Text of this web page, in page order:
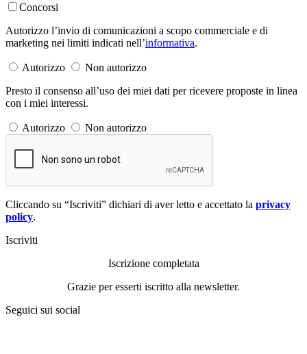
Concorsi
Autorizzo l’invio di comunicazioni a scopo commerciale e di
marketing nei limiti indicati nell’informativa.
Autorizzo
Non autorizzo
Presto il consenso all’uso dei miei dati per ricevere proposte in linea
con i miei interessi.
Autorizzo Non autorizzo
Cliccando su “Iscriviti” dichiari di aver letto e accettato la privacy
policy.
Iscriviti
Iscrizione completata
Grazie per esserti iscritto alla newsletter.
Seguici sui social